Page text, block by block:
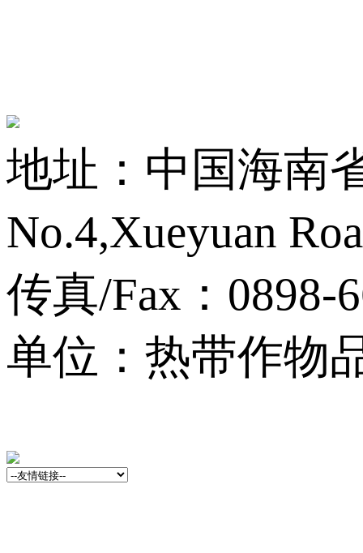
地址：中国海南
No.4,Xueyuan
传真/Fax：0898-
单位：热带作物